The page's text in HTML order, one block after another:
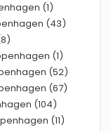
(1)
(43)
(1)
(52)
(67)
(104)
(11)